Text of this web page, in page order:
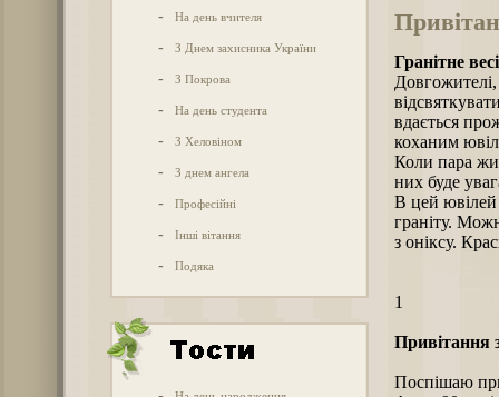
- На день вчителя
- З Днем захисника України
- З Покрова
- На день студента
- З Хеловіном
- З днем ангела
- Професійні
- Інші вітання
- Подяка
Гранітне
вдається
коханим
Коли пара
них буде
В цей ювілей
граніту.
з оніксу.
1
Привітання
Поспішаю